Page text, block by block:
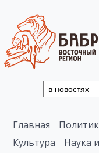
Главная
Культура
Наука